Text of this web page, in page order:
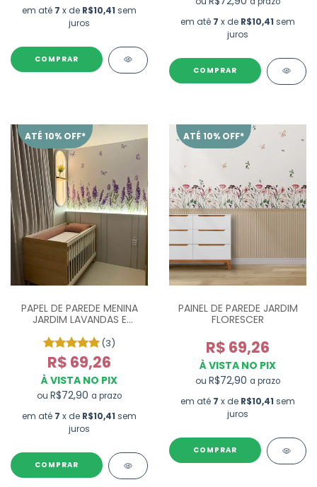
em até 7 x de R$10,41 sem
juros
em até 7 x de R$10,41 sem
juros
ATÉ 10% OFF*
PAPEL DE PAREDE MENINA
JARDIM LAVANDAS E
(3)
R$ 69,26
À VISTA NO PIX
ou R$72,90 a prazo
em até 7 x de R$10,41 sem
juros
ATÉ 10% OFF*
PAINEL DE PAREDE JARDIM
FLORESCER
R$ 69,26
À VISTA NO PIX
ou R$72,90 a prazo
em até 7 x de R$10,41 sem
juros